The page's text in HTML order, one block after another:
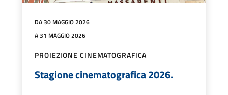
DA 30 MAGGIO 2026
A 31 MAGGIO 2026
PROIEZIONE CINEMATOGRAFICA
Stagione cinematografica 2026.